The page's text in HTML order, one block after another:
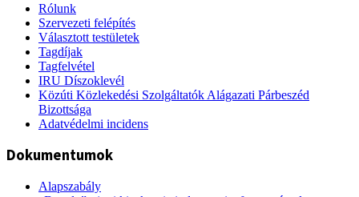
Rólunk
Szervezeti felépítés
Választott testületek
Tagdíjak
Tagfelvétel
IRU Díszoklevél
Közúti Közlekedési Szolgáltatók Alágazati Párbeszéd
Bizottsága
Adatvédelmi incidens
Dokumentumok
Alapszabály